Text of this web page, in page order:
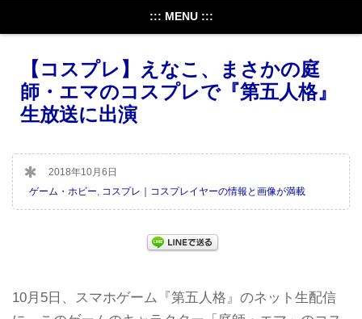
::: MENU :::
【コスプレ】えなこ、まさかの庭
師・エマのコスプレで『第五人格』
生放送に出演
2018年10月6日
ゲーム・ホビー
コスプレ｜コスプレイヤーの情報と画像が満載
10月5日、スマホゲーム『第五人格』のネット生配信